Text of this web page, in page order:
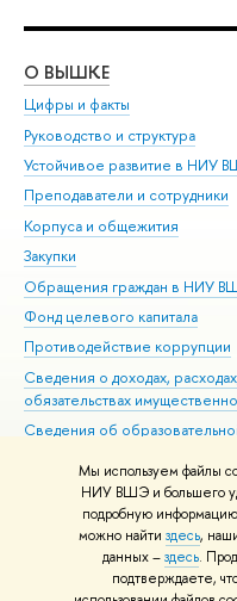
Мы используем файлы
НИУ ВШЭ и большего
подробную
можно найти здесь,
данных –здесь.
подтверждаете,
О ВЫШКЕ
Цифры и факты
Руководство и структура
Устойчивое развитие в НИУ
Преподаватели и сотрудники
Корпуса и общежития
Закупки
Обращения граждан в НИУ
Фонд целевого капитала
Противодействие коррупции
Сведения о доходах,
обязательствах
Сведения об
Людям с ограниченными
Единая платежная страница
Работа в Вышке